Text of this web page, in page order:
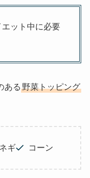
ット中に必要
ある 野菜トッピング
ネギ コーン